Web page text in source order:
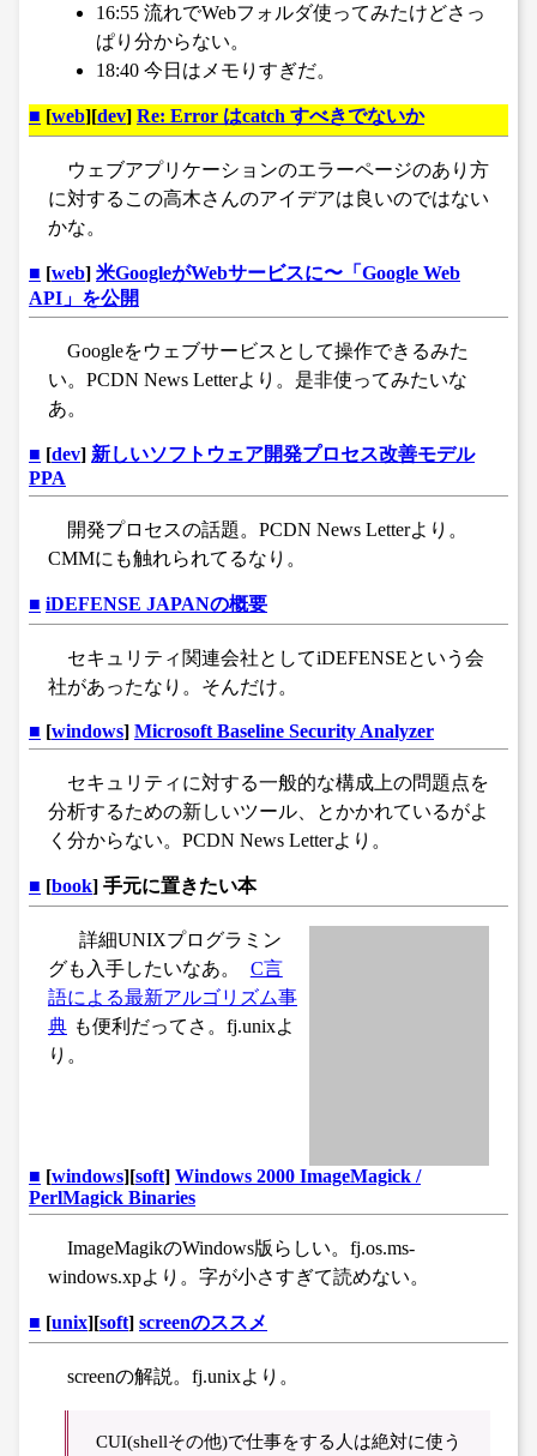
16:55 流れでWebフォルダ使ってみたけどさっ
ぱり分からない。
18:40 今日はメモりすぎだ。
■ [web][dev] Re: Error はcatch すべきでないか
ウェブアプリケーションのエラーページのあり方
に対するこの高木さんのアイデアは良いのではない
かな。
■ [web] 米GoogleがWebサービスに〜「Google Web
API」を公開
Googleをウェブサービスとして操作できるみた
い。PCDN News Letterより。是非使ってみたいな
あ。
■ [dev] 新しいソフトウェア開発プロセス改善モデル
PPA
開発プロセスの話題。PCDN News Letterより。
CMMにも触れられてるなり。
■ iDEFENSE JAPANの概要
セキュリティ関連会社としてiDEFENSEという会
社があったなり。そんだけ。
■ [windows] Microsoft Baseline Security Analyzer
セキュリティに対する一般的な構成上の問題点を
分析するための新しいツール、とかかれているがよ
く分からない。PCDN News Letterより。
■ [book] 手元に置きたい本
詳細UNIXプログラミン
グも入手したいなあ。
C言
語による最新アルゴリズム事
典 も便利だってさ。fj.unixよ
り。
■ [windows][soft] Windows 2000 ImageMagick /
PerlMagick Binaries
ImageMagikのWindows版らしい。fj.os.ms-
windows.xpより。字が小さすぎて読めない。
■ [unix][soft] screenのススメ
screenの解説。fj.unixより。
CUI(shellその他)で仕事をする人は絶対に使う